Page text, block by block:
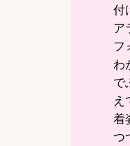
付
ア
フ
わ
で
え
着
つ